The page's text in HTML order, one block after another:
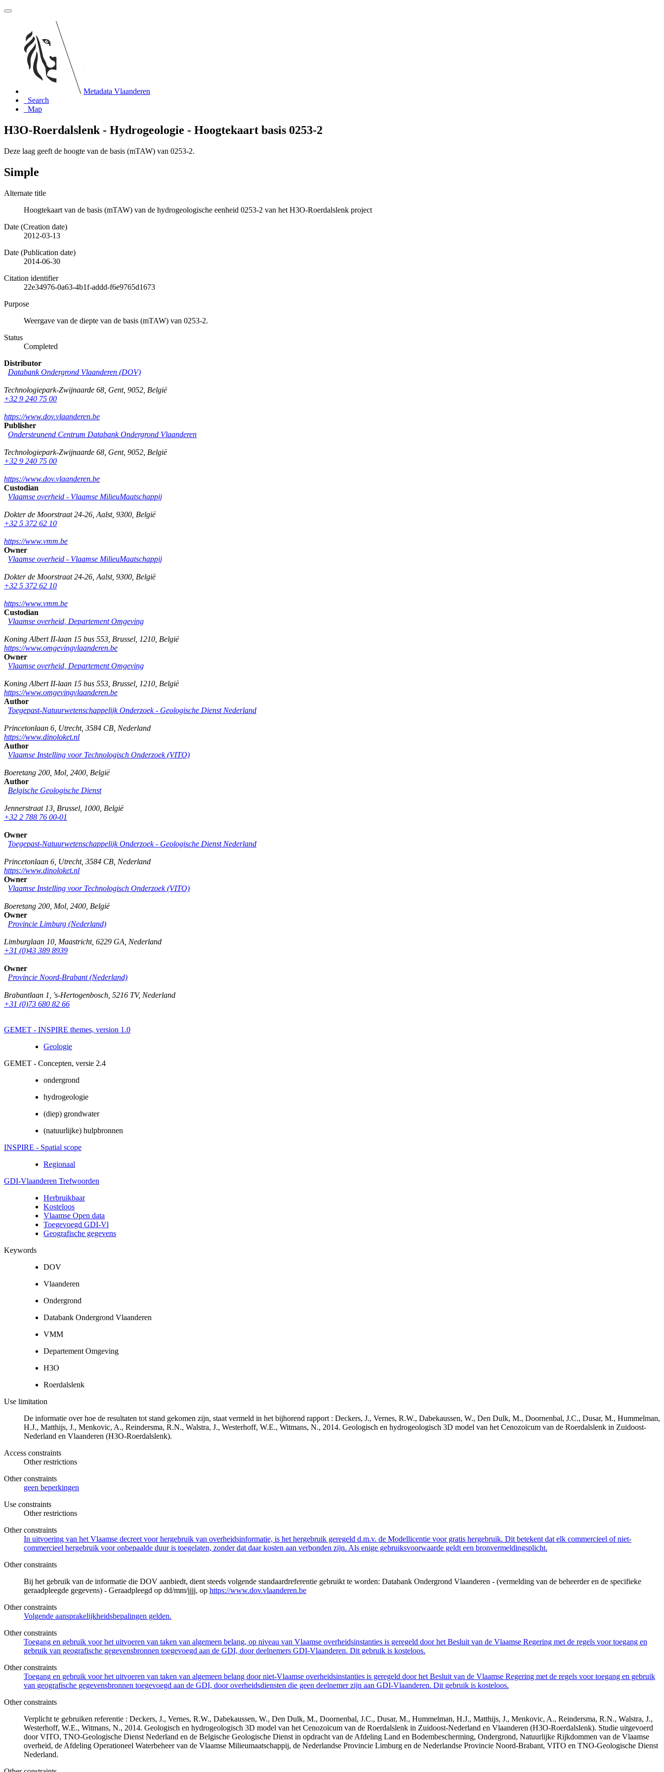
Metadata Vlaanderen
Search
Map
H3O-Roerdalslenk - Hydrogeologie - Hoogtekaart basis 0253-2
Deze laag geeft de hoogte van de basis (mTAW) van 0253-2.
Simple
Alternate title
Hoogtekaart van de basis (mTAW) van de hydrogeologische eenheid 0253-2 van het H3O-Roerdalslenk project
Date (Creation date)
2012-03-13
Date (Publication date)
2014-06-30
Citation identifier
22e34976-0a63-4b1f-addd-f6e9765d1673
Purpose
Weergave van de diepte van de basis (mTAW) van 0253-2.
Status
Completed
Distributor
Databank Ondergrond Vlaanderen (DOV)
Technologiepark-Zwijnaarde 68 Gent, 9052 België
+32 9 240 75 00
https://www.dov.vlaanderen.be
Publisher
Ondersteunend Centrum Databank Ondergrond Vlaanderen
Technologiepark-Zwijnaarde 68 Gent, 9052 België
+32 9 240 75 00
https://www.dov.vlaanderen.be
Custodian
Vlaamse overheid - Vlaamse MilieuMaatschappij
Dokter de Moorstraat 24-26 Aalst, 9300 België
+32 5 372 62 10
https://www.vmm.be
Owner
Vlaamse overheid - Vlaamse MilieuMaatschappij
Dokter de Moorstraat 24-26 Aalst, 9300 België
+32 5 372 62 10
https://www.vmm.be
Custodian
Vlaamse overheid, Departement Omgeving
Koning Albert II-laan 15 bus 553 Brussel 1210 België
https://www.omgevingvlaanderen.be
Owner
Vlaamse overheid, Departement Omgeving
Koning Albert II-laan 15 bus 553 Brussel 1210 België
https://www.omgevingvlaanderen.be
Author
Toegepast-Natuurwetenschappelijk Onderzoek - Geologische Dienst Nederland
Princetonlaan 6 Utrecht, 3584 CB Nederland
https://www.dinoloket.nl
Author
Vlaamse Instelling voor Technologisch Onderzoek (VITO)
Boeretang 200 Mol 2400 België
Author
Belgische Geologische Dienst
Jennerstraat 13 Brussel 1000 België
+32 2 788 76 00-01
Owner
Toegepast-Natuurwetenschappelijk Onderzoek - Geologische Dienst Nederland
Princetonlaan 6 Utrecht, 3584 CB Nederland
https://www.dinoloket.nl
Owner
Vlaamse Instelling voor Technologisch Onderzoek (VITO)
Boeretang 200 Mol 2400 België
Owner
Provincie Limburg (Nederland)
Limburglaan 10 Maastricht, 6229 GA Nederland
+31 (0)43 389 8939
Owner
Provincie Noord-Brabant (Nederland)
Brabantlaan 1 's-Hertogenbosch 5216 TV, Nederland
+31 (0)73 680 82 66
GEMET - INSPIRE themes, version 1.0
Geologie
GEMET - Concepten, versie 2.4
ondergrond
hydrogeologie
(diep) grondwater
(natuurlijke) hulpbronnen
INSPIRE - Spatial scope
Regionaal
GDI-Vlaanderen Trefwoorden
Herbruikbaar
Kosteloos
Vlaamse Open data
Toegevoegd GDI-Vl
Geografische gegevens
Keywords
DOV
Vlaanderen
Ondergrond
Databank Ondergrond Vlaanderen
VMM
Departement Omgeving
H3O
Roerdalslenk
Use limitation
De informatie over hoe de resultaten tot stand gekomen zijn, staat vermeld in het bijhorend rapport : Deckers, J., Vernes, R.W., Dabekaussen, W., Den Dulk, M., Doornenbal, J.C., Dusar, M., Hummelman,
H.J., Matthijs, J., Menkovic, A., Reindersma, R.N., Walstra, J., Westerhoff, W.E., Witmans, N., 2014. Geologisch en hydrogeologisch 3D model van het Cenozoïcum van de Roerdalslenk in Zuidoost-
Nederland en Vlaanderen (H3O-Roerdalslenk).
Access constraints
Other restrictions
Other constraints
geen beperkingen
Use constraints
Other restrictions
Other constraints
In uitvoering van het Vlaamse decreet voor hergebruik van overheidsinformatie, is het hergebruik geregeld d.m.v. de Modellicentie voor gratis hergebruik. Dit betekent dat elk commercieel of niet-
commercieel hergebruik voor onbepaalde duur is toegelaten, zonder dat daar kosten aan verbonden zijn. Als enige gebruiksvoorwaarde geldt een bronvermeldingsplicht.
Other constraints
Bij het gebruik van de informatie die DOV aanbiedt, dient steeds volgende standaardreferentie gebruikt te worden: Databank Ondergrond Vlaanderen - (vermelding van de beheerder en de specifieke
geraadpleegde gegevens) - Geraadpleegd op dd/mm/jjjj, op https://www.dov.vlaanderen.be
Other constraints
Volgende aansprakelijkheidsbepalingen gelden.
Other constraints
Toegang en gebruik voor het uitvoeren van taken van algemeen belang, op niveau van Vlaamse overheidsinstanties is geregeld door het Besluit van de Vlaamse Regering met de regels voor toegang en
gebruik van geografische gegevensbronnen toegevoegd aan de GDI, door deelnemers GDI-Vlaanderen. Dit gebruik is kosteloos.
Other constraints
Toegang en gebruik voor het uitvoeren van taken van algemeen belang door niet-Vlaamse overheidsinstanties is geregeld door het Besluit van de Vlaamse Regering met de regels voor toegang en gebruik
van geografische gegevensbronnen toegevoegd aan de GDI, door overheidsdiensten die geen deelnemer zijn aan GDI-Vlaanderen. Dit gebruik is kosteloos.
Other constraints
Verplicht te gebruiken referentie : Deckers, J., Vernes, R.W., Dabekaussen, W., Den Dulk, M., Doornenbal, J.C., Dusar, M., Hummelman, H.J., Matthijs, J., Menkovic, A., Reindersma, R.N., Walstra, J.,
Westerhoff, W.E., Witmans, N., 2014. Geologisch en hydrogeologisch 3D model van het Cenozoïcum van de Roerdalslenk in Zuidoost-Nederland en Vlaanderen (H3O-Roerdalslenk). Studie uitgevoerd
door VITO, TNO-Geologische Dienst Nederland en de Belgische Geologische Dienst in opdracht van de Afdeling Land en Bodembescherming, Ondergrond, Natuurlijke Rijkdommen van de Vlaamse
overheid, de Afdeling Operationeel Waterbeheer van de Vlaamse Milieumaatschappij, de Nederlandse Provincie Limburg en de Nederlandse Provincie Noord-Brabant, VITO en TNO-Geologische Dienst
Nederland.